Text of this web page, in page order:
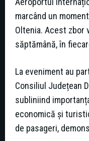
marcând un
Oltenia. Acest zbor
săptămână, în
La eveniment au
Consiliul Județean
subliniind
economică și
de pasageri,